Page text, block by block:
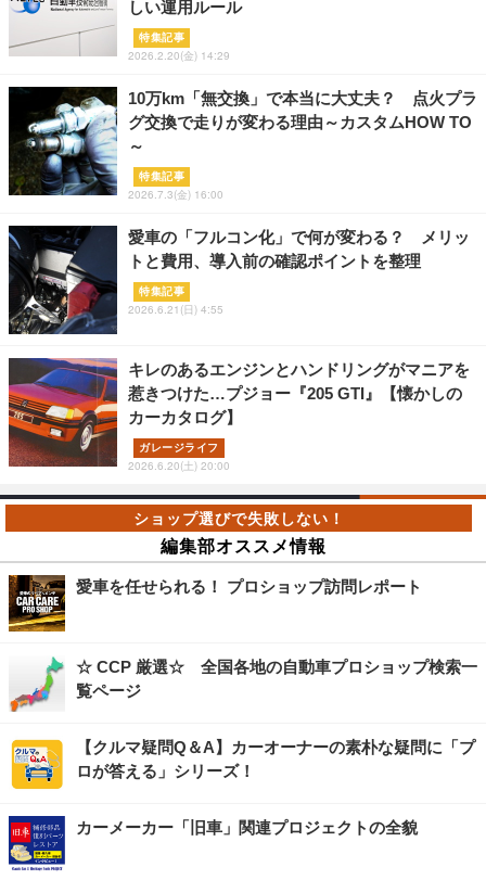
しい運用ルール
特集記事
2026.2.20(金) 14:29
10万km「無交換」で本当に大丈夫？ 点火プラ
グ交換で走りが変わる理由～カスタムHOW TO
～
特集記事
2026.7.3(金) 16:00
愛車の「フルコン化」で何が変わる？ メリッ
トと費用、導入前の確認ポイントを整理
特集記事
2026.6.21(日) 4:55
キレのあるエンジンとハンドリングがマニアを
惹きつけた…プジョー『205 GTI』【懐かしの
カーカタログ】
ガレージライフ
2026.6.20(土) 20:00
編集部オススメ情報
愛車を任せられる！ プロショップ訪問レポート
☆ CCP 厳選☆ 全国各地の自動車プロショップ検索一
覧ページ
【クルマ疑問Q＆A】カーオーナーの素朴な疑問に「プ
ロが答える」シリーズ！
カーメーカー「旧車」関連プロジェクトの全貌